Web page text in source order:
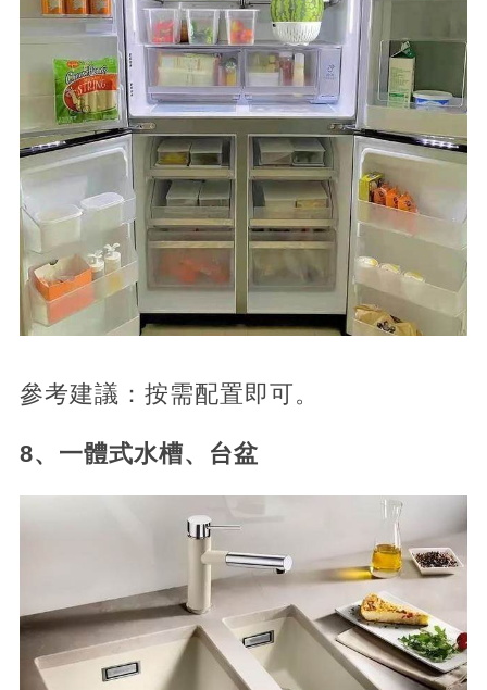
參考建議：按需配置即可。
8、一體式水槽、台盆